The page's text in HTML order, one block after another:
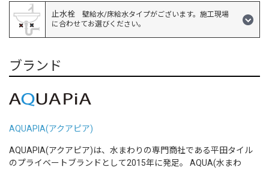
止水栓 壁給水/床給水タイプがございます。施工現場
に合わせてお選びください。
ブランド
AQUAPIA(アクアピア)
AQUAPIA(アクアピア)は、水まわりの専門商社である平田タイル
のプライベートブランドとして2015年に発足。 AQUA(水まわ